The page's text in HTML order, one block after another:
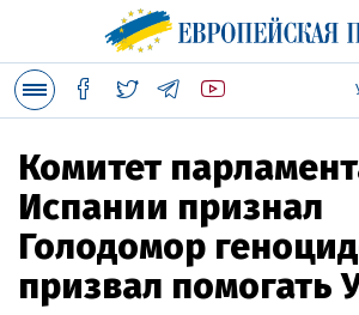
Комитет
Испании признал
Голодомор
призвал помогать